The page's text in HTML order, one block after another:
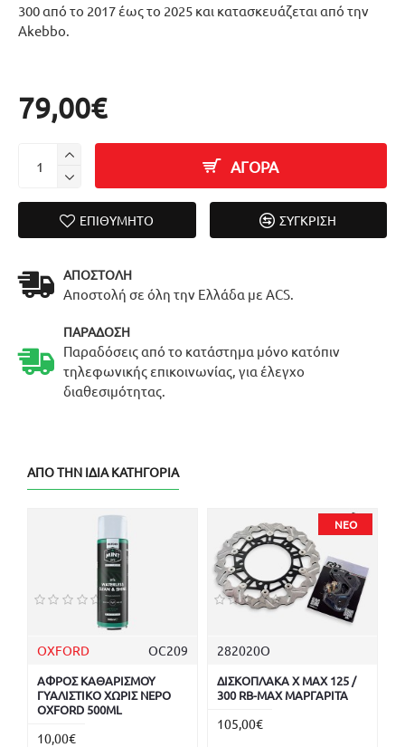
300 από το 2017 έως το 2025 και κατασκευάζεται από την
Akebbo.
79,00€
ΑΓΟΡΑ
ΕΠΙΘΥΜΗΤΌ ΣΎΓΚΡΙΣΗ
ΑΠΟΣΤΟΛΉ
Αποστολή σε όλη την Ελλάδα με ACS.
ΠΑΡΆΔΟΣΗ
Παραδόσεις από το κατάστημα μόνο κατόπιν
τηλεφωνικής επικοινωνίας, για έλεγχο
διαθεσιμότητας.
ΑΠΌ ΤΗΝ ΊΔΙΑ ΚΑΤΗΓΟΡΊΑ
OXFORD OC209
ΑΦΡΟΣ ΚΑΘΑΡΙΣΜΟΥ
ΓΥΑΛΙΣΤΙΚΟ ΧΩΡΙΣ ΝΕΡΟ
OXFORD 500ML
10,00€
ΝΈΟ
282020O
ΔΙΣΚΟΠΛΑΚΑ X MAX 125 /
300 RB-MAX ΜΑΡΓΑΡΙΤΑ
105,00€